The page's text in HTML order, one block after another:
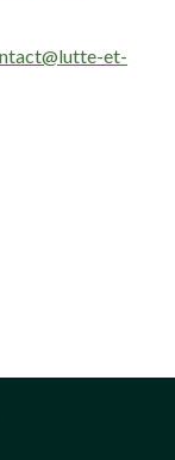
et-